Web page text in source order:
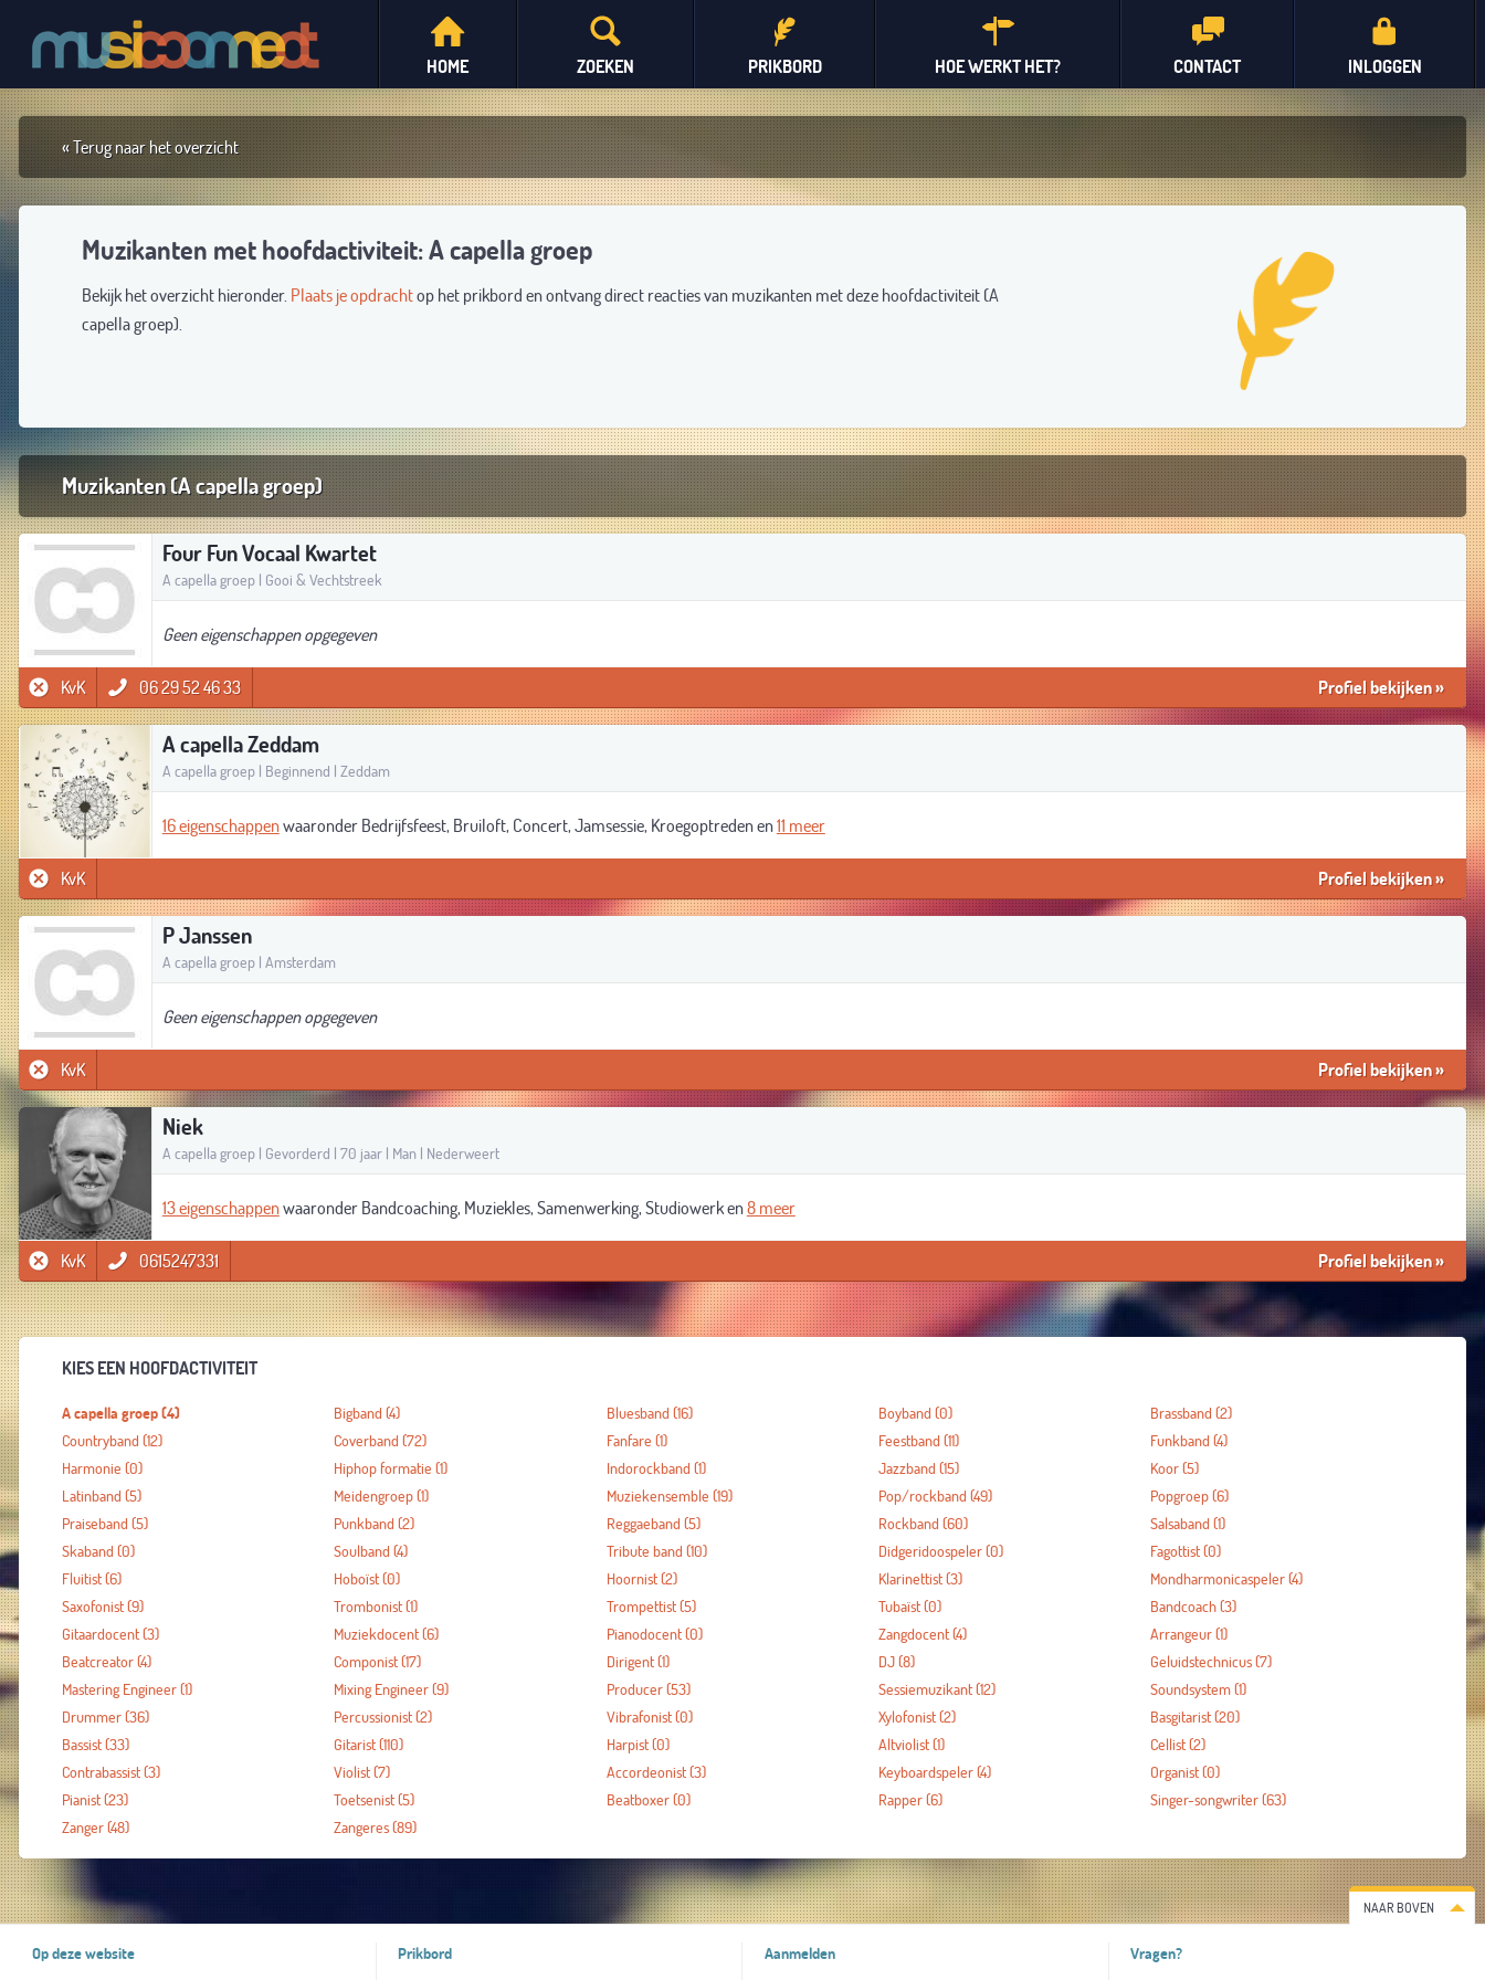
INLOGGEN
CONTACT
HOE WERKT HET?
PRIKBORD
ZOEKEN
HOME
« Terug naar het overzicht
Muzikanten met hoofdactiviteit: A capella groep
Bekijk het overzicht hieronder. Plaats je opdrachtop het prikbord en ontvang direct reacties van muzikanten met deze hoofdactiviteit (A
capella groep).
Muzikanten (A capella groep)
Four Fun Vocaal Kwartet
A capella groep | Gooi & Vechtstreek
Geen eigenschappen opgegeven
KvK 06 29 52 46 33 Profiel bekijken»
A capella Zeddam
A capella groep | Beginnend | Zeddam
16 eigenschappenwaaronder Bedrijfsfeest, Bruiloft, Concert, Jamsessie, Kroegoptreden en11 meer
KvK Profiel bekijken»
P Janssen
A capella groep | Amsterdam
Geen eigenschappen opgegeven
KvK Profiel bekijken»
Niek
A capella groep | Gevorderd | 70 jaar | Man | Nederweert
13 eigenschappenwaaronder Bandcoaching, Muziekles, Samenwerking, Studiowerk en8 meer
KvK 0615247331 Profiel bekijken»
KIES EEN HOOFDACTIVITEIT
A capella groep(4) Bigband (4) Bluesband (16) Boyband (0) Brassband (2)
Countryband (12) Coverband (72) Fanfare (1) Feestband (11) Funkband (4)
Harmonie (0) Hiphop formatie (1) Indorockband (1) Jazzband (15) Koor(5)
Latinband (5) Meidengroep(1) Muziekensemble (19) Pop/rockband (49) Popgroep(6)
Praiseband (5) Punkband (2) Reggaeband (5) Rockband (60) Salsaband (1)
Skaband (0) Soulband (4) Tribute band (10) Didgeridoospeler(0) Fagottist(0)
Fluitist(6) Hoboïst(0) Hoornist(2) Klarinettist(3) Mondharmonicaspeler(4)
Saxofonist(9) Trombonist(1) Trompettist(5) Tubaïst(0) Bandcoach(3)
Gitaardocent(3) Muziekdocent(6) Pianodocent(0) Zangdocent(4) Arrangeur(1)
Beatcreator(4) Componist(17) Dirigent(1) DJ(8) Geluidstechnicus(7)
Mastering Engineer(1) Mixing Engineer(9) Producer(53) Sessiemuzikant(12) Soundsystem(1)
Drummer(36) Percussionist(2) Vibrafonist(0) Xylofonist(2) Basgitarist(20)
Bassist(33) Gitarist(110) Harpist(0) Altviolist(1) Cellist(2)
Contrabassist(3) Violist(7) Accordeonist(3) Keyboardspeler(4) Organist(0)
Pianist(23) Toetsenist(5) Beatboxer(0) Rapper(6) Singer-songwriter(63)
Zanger(48) Zangeres(89)
NAAR BOVEN
Op deze website Prikbord Aanmelden Vragen?